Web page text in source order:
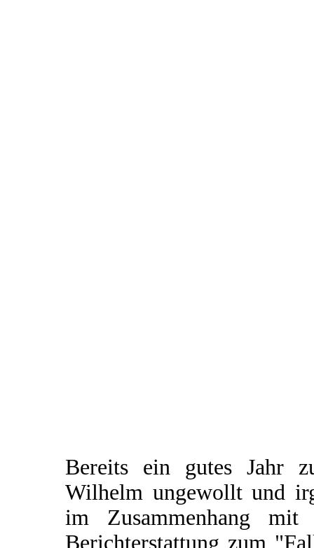
Bereits ein gutes Jahr
Wilhelm ungewollt und
im Zusammenhang mit
Berichterstattung zum